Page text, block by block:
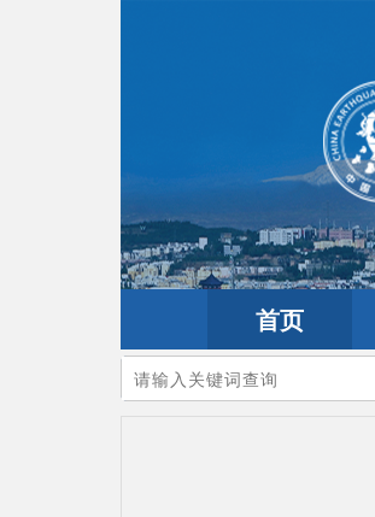
首页
您的当前位置：首页>地震频道